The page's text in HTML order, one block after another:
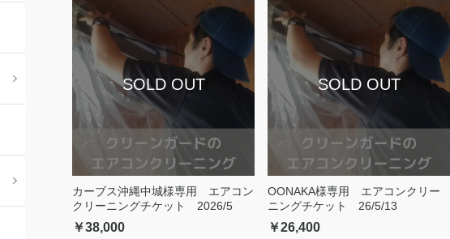
カーブス沖縄中城様専用 エアコン
クリーニングチケット 2026/5
￥38,000
OONAKA様専用 エアコンクリー
ニングチケット 26/5/13
￥26,400